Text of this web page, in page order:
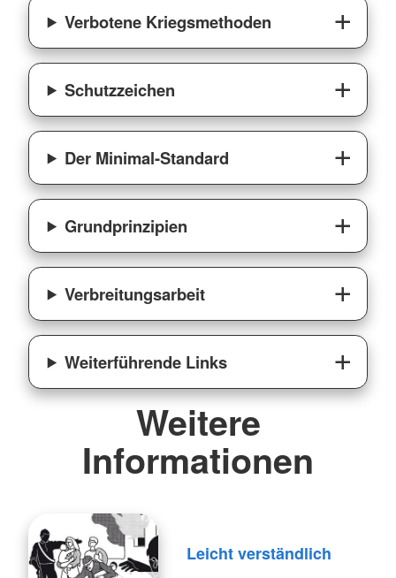
Verbotene Kriegsmethoden
Schutzzeichen
Der Minimal-Standard
Grundprinzipien
Verbreitungsarbeit
Weiterführende Links
Weitere
Informationen
Leicht verständlich